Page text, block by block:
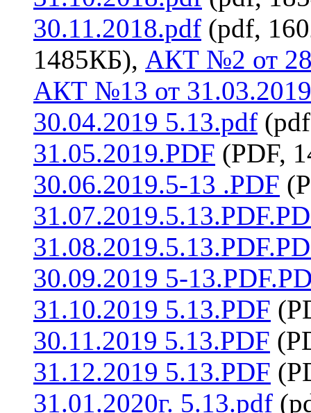
30.11.2018.pdf (pdf,
1485КБ), АКТ №2 от
АКТ №13 от
30.04.2019 5.13.pdf
31.05.2019.PDF (PDF,
30.06.2019.5-13 .PDF
30.09.2019 5-
31.10.2019 5.13.PDF
30.11.2019 5.13.PDF
31.12.2019 5.13.PDF
31.01.2020г. 5.13.pdf